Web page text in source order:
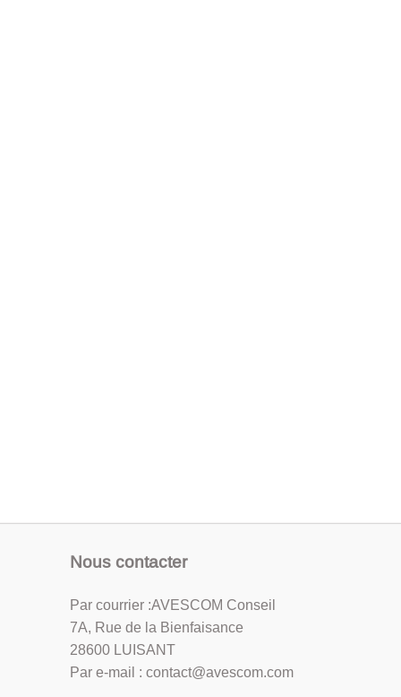
Nous contacter
Par courrier :AVESCOM Conseil
7A, Rue de la Bienfaisance
28600 LUISANT
Par e-mail : contact@avescom.com